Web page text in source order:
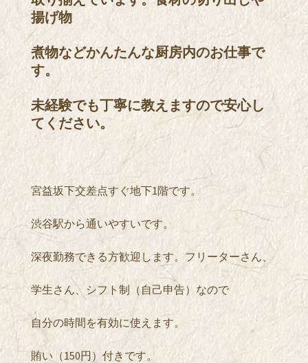
揚げ物
煮物などかんたんな厨房内のお仕事で
す。
未経験でも丁寧に教えますので安心し
てください。
宮益坂下交差点すぐ地下1階です。
渋谷駅から通いやすいです。
深夜勤務できる方歓迎します。フリーターさん、
学生さん、シフト制（自己申告）なので
自分の時間を有効に使えます。
賄い（150円）付きです。